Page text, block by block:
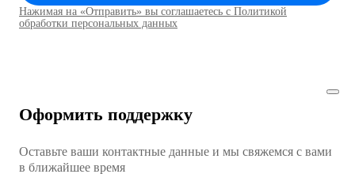
Коммутаторы доступа01
Коммутатор доступа MES1428
Коммутатор доступа MES1428
Нажимая на «Отправить» вы соглашаетесь с Политикой
обработки персональных данных
Оформить поддержку
Оставьте ваши контактные данные и мы свяжемся с вами
в ближайшее время